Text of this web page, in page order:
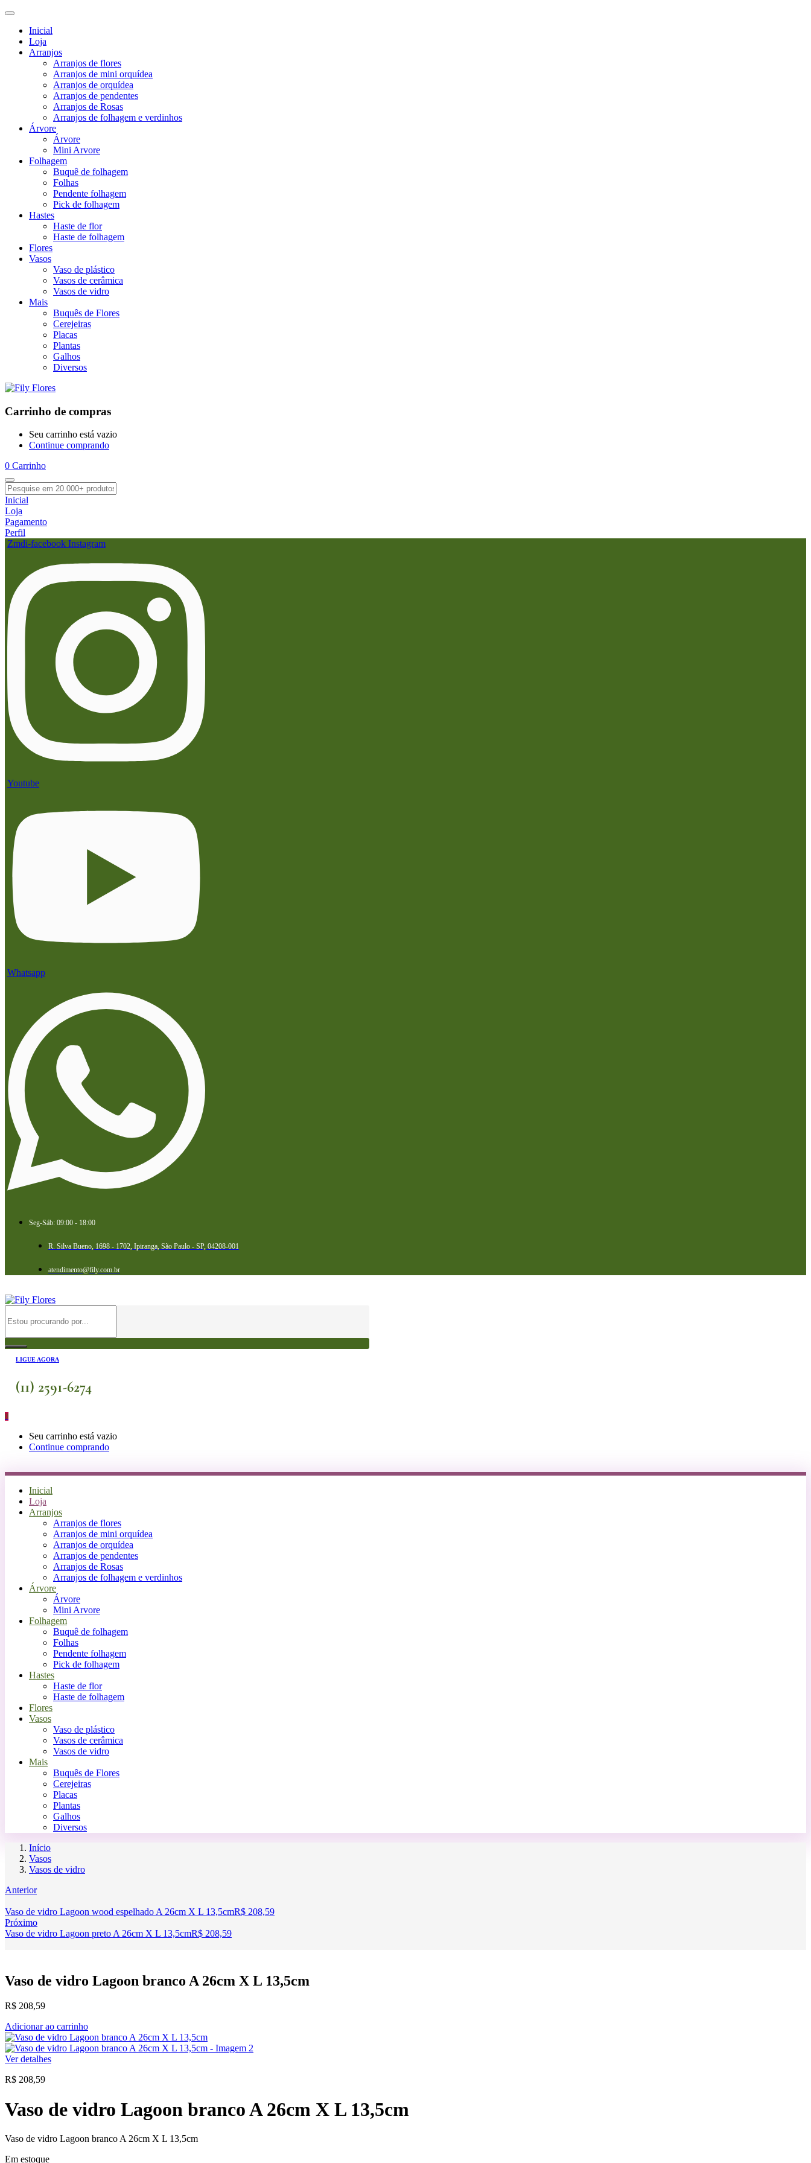
Inicial
Loja
Arranjos
Arranjos de flores
Arranjos de mini orquídea
Arranjos de orquídea
Arranjos de pendentes
Arranjos de Rosas
Arranjos de folhagem e verdinhos
Árvore
Árvore
Mini Arvore
Folhagem
Buquê de folhagem
Folhas
Pendente folhagem
Pick de folhagem
Hastes
Haste de flor
Haste de folhagem
Flores
Vasos
Vaso de plástico
Vasos de cerâmica
Vasos de vidro
Mais
Buquês de Flores
Cerejeiras
Placas
Plantas
Galhos
Diversos
Carrinho de compras
Seu carrinho está vazio
Continue comprando
0 Carrinho
Inicial
Loja
Pagamento
Perfil
Zmdi-facebook Instagram
Youtube
Whatsapp
Seg-Sáb: 09:00 - 18:00
R. Silva Bueno, 1698 - 1702, Ipiranga, São Paulo - SP, 04208-001
atendimento@fily.com.br
LIGUE AGORA
(11) 2591-6274
0
Seu carrinho está vazio
Continue comprando
Inicial
Loja
Arranjos
Arranjos de flores
Arranjos de mini orquídea
Arranjos de orquídea
Arranjos de pendentes
Arranjos de Rosas
Arranjos de folhagem e verdinhos
Árvore
Árvore
Mini Arvore
Folhagem
Buquê de folhagem
Folhas
Pendente folhagem
Pick de folhagem
Hastes
Haste de flor
Haste de folhagem
Flores
Vasos
Vaso de plástico
Vasos de cerâmica
Vasos de vidro
Mais
Buquês de Flores
Cerejeiras
Placas
Plantas
Galhos
Diversos
Início
Vasos
Vasos de vidro
Anterior
Vaso de vidro Lagoon wood espelhado A 26cm X L 13,5cmR$ 208,59
Próximo
Vaso de vidro Lagoon preto A 26cm X L 13,5cmR$ 208,59
Vaso de vidro Lagoon branco A 26cm X L 13,5cm
R$ 208,59
Adicionar ao carrinho
Ver detalhes
R$ 208,59
Vaso de vidro Lagoon branco A 26cm X L 13,5cm
Vaso de vidro Lagoon branco A 26cm X L 13,5cm
Em estoque